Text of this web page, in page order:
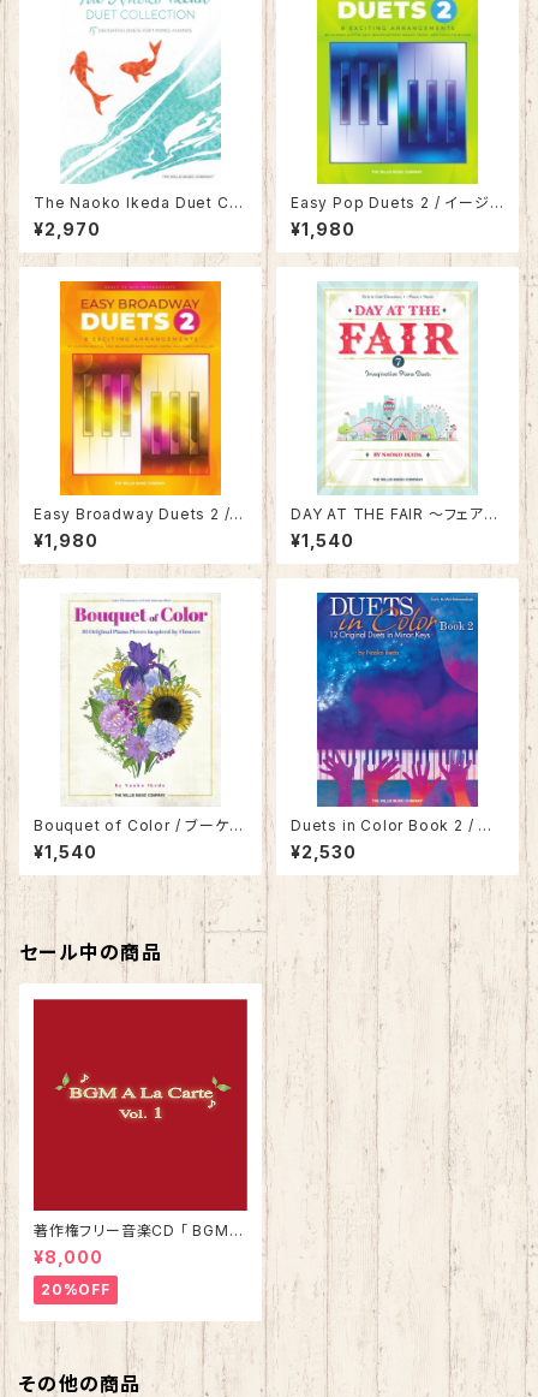
The Naoko Ikeda Duet Col
lection ／ 池田奈生子「デュエ
ット・コレクション」
¥2,970
Easy Pop Duets 2 / イージ
ー ポップ デュエット 2
¥1,980
Easy Broadway Duets 2 /
イージー ブロードウェイ デュエ
ット 2
¥1,980
DAY AT THE FAIR 〜フェアグ
ラウンドで遊ぼう！〜
¥1,540
Bouquet of Color / ブーケ
オブ カラー 〜音色花束〜
¥1,540
Duets in Color Book 2 / デ
ュエット・イン・カラー 2
¥2,530
セール中の商品
著作権フリー音楽CD 「 BGMア
ラカルト Vol.1 」
¥8,000
20%OFF
その他の商品